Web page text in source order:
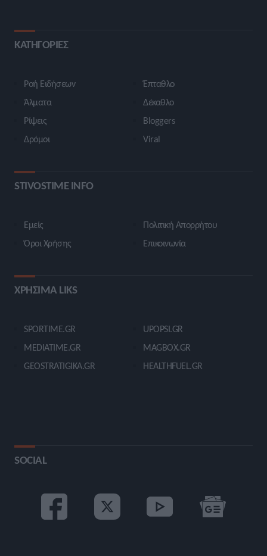
ΚΑΤΗΓΟΡΙΕΣ
Ροή Ειδήσεων
Άλματα
Ρίψεις
Δρόμοι
Έπταθλο
Δέκαθλο
Bloggers
Viral
STIVOSTIME INFO
Εμείς
Όροι Χρήσης
Πολιτική Απορρήτου
Επικοινωνία
ΧΡΗΣΙΜΑ LIKS
SPORTIME.GR
MEDIATIME.GR
GEOSTRATIGIKA.GR
UPOPSI.GR
MAGBOX.GR
HEALTHFUEL.GR
SOCIAL